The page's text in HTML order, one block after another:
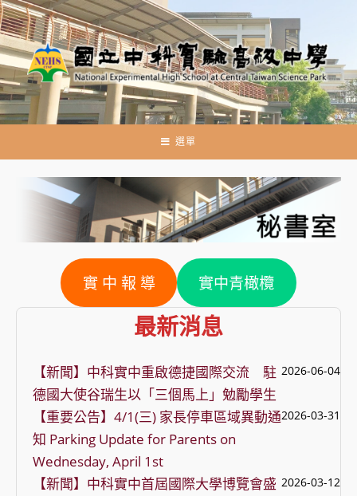
跳
轉
至
主
要
內
選單
實 中 報 導 實中青橄欖
最新消息
【新聞】中科實中重啟德捷國際交流 駐
德國大使谷瑞生以「三個馬上」勉勵學生
2026-06-04
【重要公告】4/1(三) 家長停車區域異動通
知 Parking Update for Parents on
Wednesday, April 1st
2026-03-31
【新聞】中科實中首屆國際大學博覽會盛 2026-03-12